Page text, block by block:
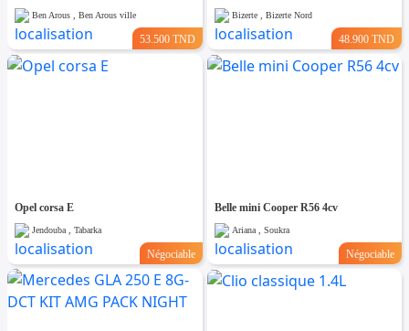
Ben Arous , Ben Arous ville
53.500 TND
Bizerte , Bizerte Nord
48.900 TND
Opel corsa E
Jendouba , Tabarka
Négociable
Belle mini Cooper R56 4cv
Ariana , Soukra
Négociable